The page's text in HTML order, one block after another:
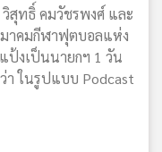
สุทธิ์ คมวัชรพงศ์ และ
าคมกีฬาฟุตบอลแห่ง
ป้งเป็นนายกฯ 1 วัน
า ในรูปแบบ Podcast